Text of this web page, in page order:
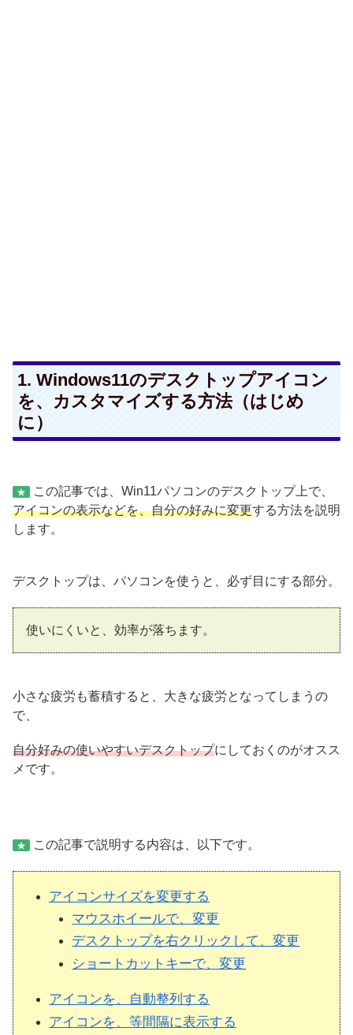
1. Windows11のデスクトップアイコン
を、カスタマイズする方法（はじめ
に）
★
この記事では、Win11パソコンのデスクトップ上で、
アイコンの表示などを、自分の好みに変更する方法を説明
します。
デスクトップは、パソコンを使うと、必ず目にする部分。
使いにくいと、効率が落ちます。
小さな疲労も蓄積すると、大きな疲労となってしまうの
で、
自分好みの使いやすいデスクトップにしておくのがオスス
メです。
★ この記事で説明する内容は、以下です。
アイコンサイズを変更する
マウスホイールで、変更
デスクトップを右クリックして、変更
ショートカットキーで、変更
アイコンを、自動整列する
アイコンを、等間隔に表示する